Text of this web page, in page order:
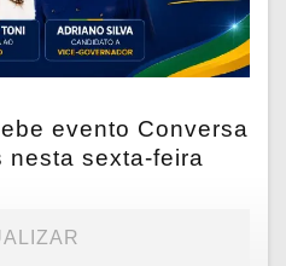
evento Conversa
nesta sexta-feira